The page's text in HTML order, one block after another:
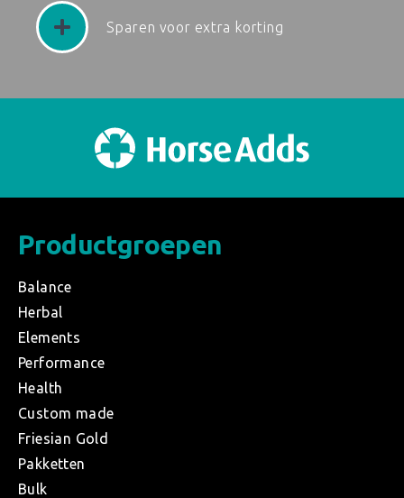
Sparen voor extra korting
Productgroepen
Balance
Herbal
Elements
Performance
Health
Custom made
Friesian Gold
Pakketten
Bulk